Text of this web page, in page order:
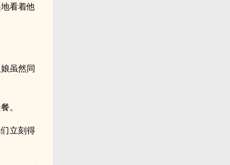
看着他
虽然同
。
立刻得